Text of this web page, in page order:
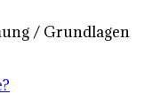
/ Grundlagen